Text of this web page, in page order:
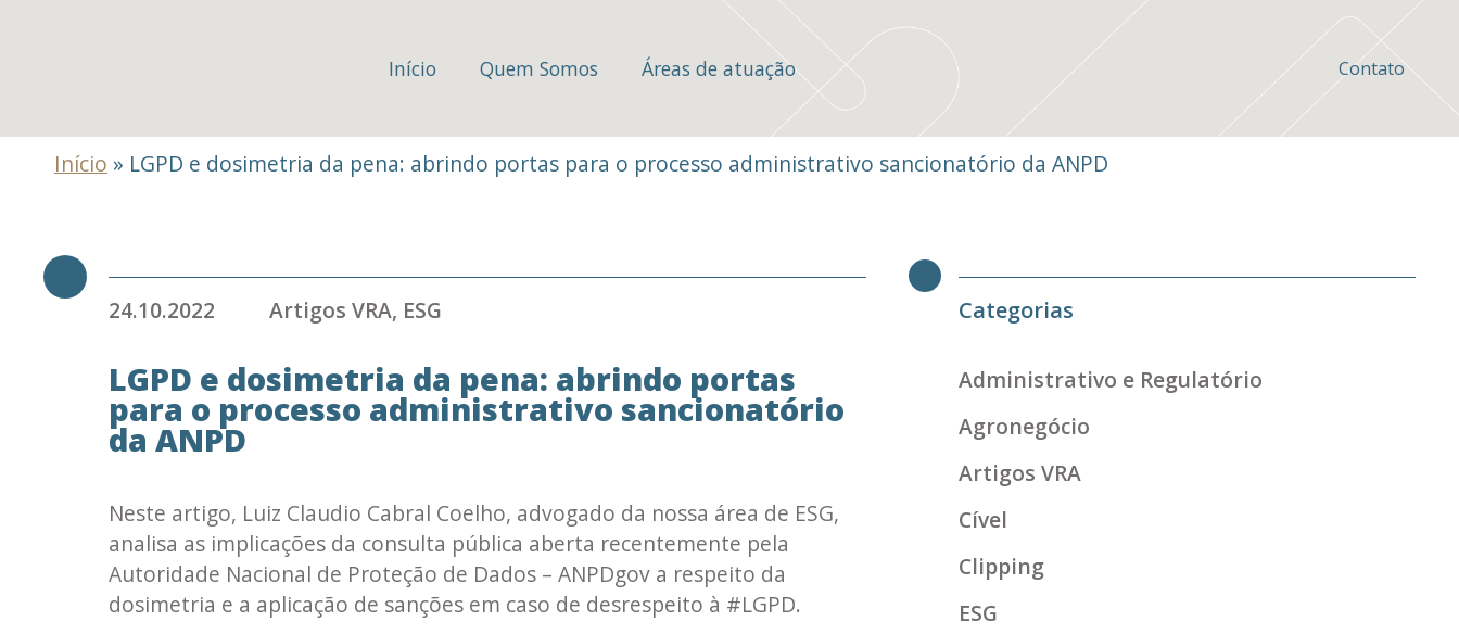
Início Quem Somos Áreas de atuação Contato
Início » LGPD e dosimetria da pena: abrindo portas para o processo administrativo sancionatório da ANPD
24.10.2022 Artigos VRA, ESG
LGPD e dosimetria da pena: abrindo portas
para o processo administrativo sancionatório
da ANPD
Neste artigo, Luiz Claudio Cabral Coelho, advogado da nossa área de ESG,
analisa as implicações da consulta pública aberta recentemente pela
Autoridade Nacional de Proteção de Dados – ANPDgov a respeito da
dosimetria e a aplicação de sanções em caso de desrespeito à #LGPD.
Categorias
Administrativo e Regulatório
Agronegócio
Artigos VRA
Cível
Clipping
ESG